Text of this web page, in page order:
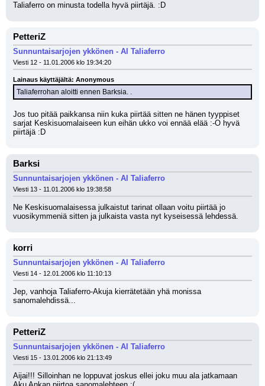
Taliaferro on minusta todella hyvä piirtäjä. :D
PetteriZ
Sunnuntaisarjojen ykkönen - Al Taliaferro
Viesti 12 - 11.01.2006 klo 19:34:20
Lainaus käyttäjältä: Anonymous
Taliaferrohan aloitti ennen Barksia. .
Jos tuo pitää paikkansa niin kuka piirtää sitten ne hänen tyyppiset
sarjat Keskisuomalaiseen kun eihän ukko voi ennää elää :-O hyvä
piirtäjä :D
Barksi
Sunnuntaisarjojen ykkönen - Al Taliaferro
Viesti 13 - 11.01.2006 klo 19:38:58
Ne Keskisuomalaisessa julkaistut tarinat ollaan voitu piirtää jo
vuosikymmeniä sitten ja julkaista vasta nyt kyseisessä lehdessä.
korri
Sunnuntaisarjojen ykkönen - Al Taliaferro
Viesti 14 - 12.01.2006 klo 11:10:13
Jep, vanhoja Taliaferro-Akuja kierrätetään yhä monissa
sanomalehdissä...
PetteriZ
Sunnuntaisarjojen ykkönen - Al Taliaferro
Viesti 15 - 13.01.2006 klo 21:13:49
Aijai!!! Silloinhan ne loppuvat joskus ellei joku muu ala jatkamaan